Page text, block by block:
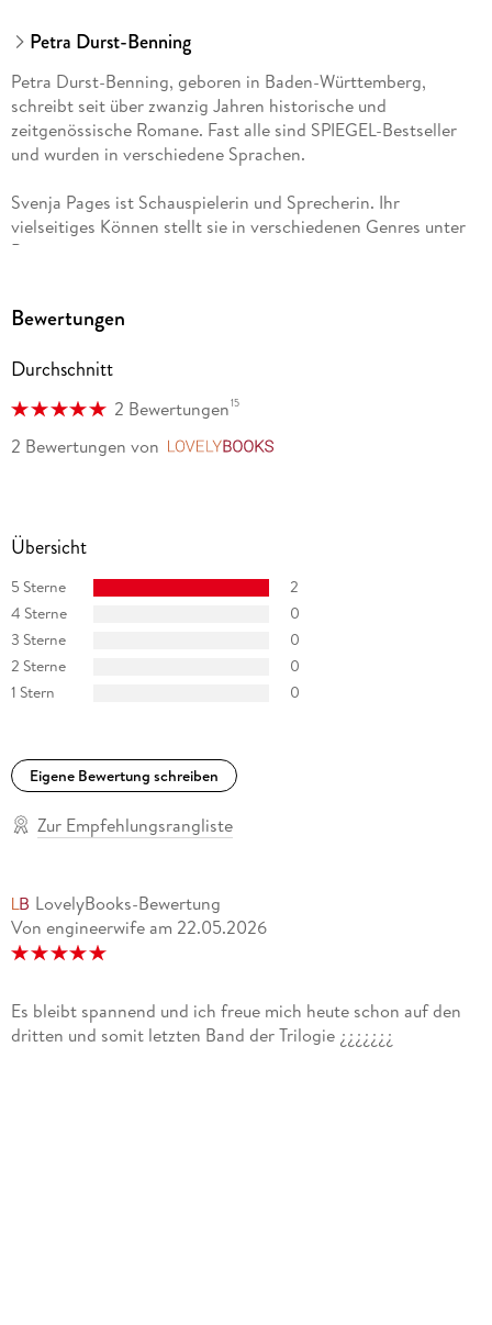
Petra Durst-Benning
Petra Durst-Benning, geboren in Baden-Württemberg,
schreibt seit über zwanzig Jahren historische und
zeitgenössische Romane. Fast alle sind SPIEGEL-Bestseller
und wurden in verschiedene Sprachen.
Svenja Pages ist Schauspielerin und Sprecherin. Ihr
vielseitiges Können stellt sie in verschiedenen Genres unter
Beweis.
Bewertungen
Durchschnitt
2 Bewertungen15
2 Bewertungen von
Übersicht
5 Sterne
2
4 Sterne
0
3 Sterne
0
2 Sterne
0
1 Stern
0
Eigene Bewertung schreiben
Zur Empfehlungsrangliste
LovelyBooks-Bewertung
Von engineerwife am 22.05.2026
Es bleibt spannend und ich freue mich heute schon auf den
dritten und somit letzten Band der Trilogie ¿¿¿¿¿¿¿